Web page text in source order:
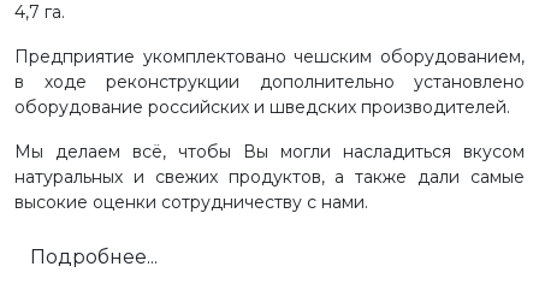
4,7 га.
Предприятие укомплектовано чешским оборудованием,
в ходе реконструкции дополнительно установлено
оборудование российских и шведских производителей.
Мы делаем всё, чтобы Вы могли насладиться вкусом
натуральных и свежих продуктов, а также дали самые
высокие оценки сотрудничеству с нами.
Подробнее...